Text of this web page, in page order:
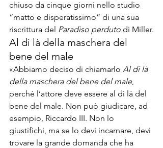
chiuso da cinque giorni nello studio
“matto e disperatissimo” di una sua
riscrittura del Paradiso perduto di Miller.
Al di là della maschera del
bene del male
«Abbiamo deciso di chiamarlo Al di là
della maschera del bene del male,
perché l’attore deve essere al di là del
bene del male. Non può giudicare, ad
esempio, Riccardo III. Non lo
giustifichi, ma se lo devi incarnare, devi
trovare la grande domanda che ha